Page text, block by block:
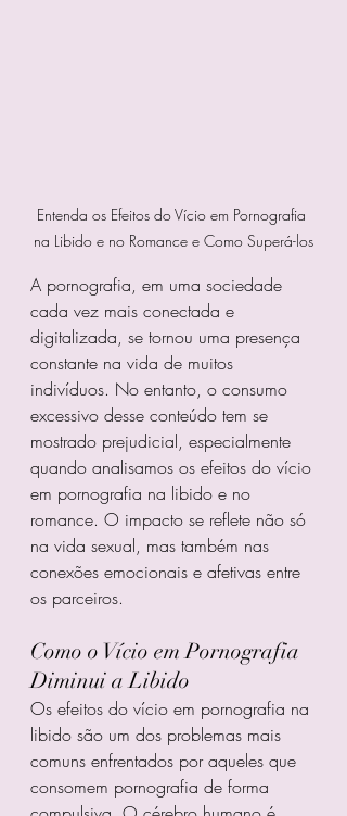
Entenda os Efeitos do Vício em Pornografia
na Libido e no Romance e Como Superá-los
A pornografia, em uma sociedade
cada vez mais conectada e
digitalizada, se tornou uma presença
constante na vida de muitos
indivíduos. No entanto, o consumo
excessivo desse conteúdo tem se
mostrado prejudicial, especialmente
quando analisamos os efeitos do vício
em pornografia na libido e no
romance. O impacto se reflete não só
na vida sexual, mas também nas
conexões emocionais e afetivas entre
os parceiros.
Como o Vício em Pornografia
Diminui a Libido
Os efeitos do vício em pornografia na
libido são um dos problemas mais
comuns enfrentados por aqueles que
consomem pornografia de forma